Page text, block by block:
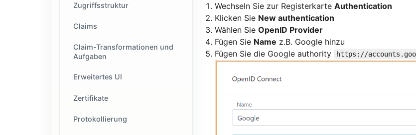
Zugriffsstruktur
Claims
Claim-Transformationen und
Aufgaben
Erweitertes UI
Zertifikate
Protokollierung
Wechseln Sie zur Registerkarte Authentication
Klicken Sie New authentication
Wählen Sie OpenID Provider
Fügen Sie Name z.B. Google hinzu
Fügen Sie die Google authority
https://